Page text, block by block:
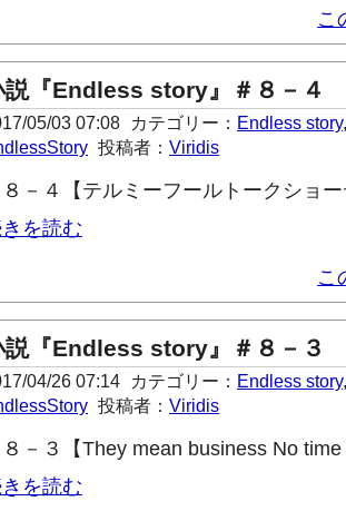
こ
説『Endless story』＃８－４
05/03 07:08 カテゴリー： Endless story
投稿者： Viridis
８－４【テルミーフールトークショ
を読む
こ
説『Endless story』＃８－３
04/26 07:14 カテゴリー： Endless story
投稿者： Viridis
８－３【They mean business No
を読む